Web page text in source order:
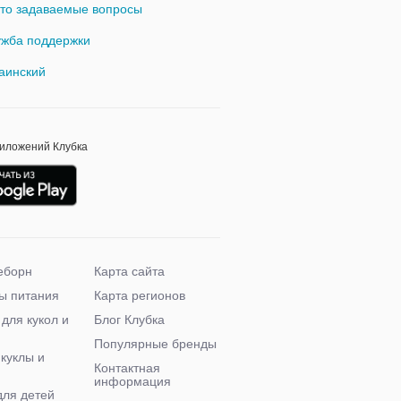
задаваемые вопросы
поддержки
Клубка
питания
кукол и
и
детей
Карта сайта
Карта регионов
Блог Клубка
Популярные бренды
Контактная
информация